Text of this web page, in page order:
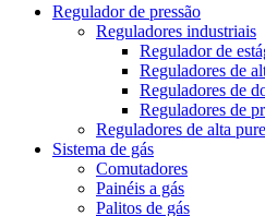
Regulador de pressão
Reguladores industriais
Regulador de
Reguladores de
Reguladores de
Reguladores de
Reguladores de alta
Sistema de gás
Comutadores
Painéis a gás
Palitos de gás